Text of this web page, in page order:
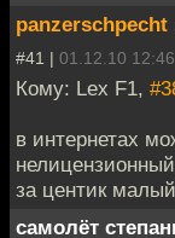
panzerschpecht
#41 | 01.12.10 12:46
Кому: Lex F1,
в интернетах
за центик малый
самолёт